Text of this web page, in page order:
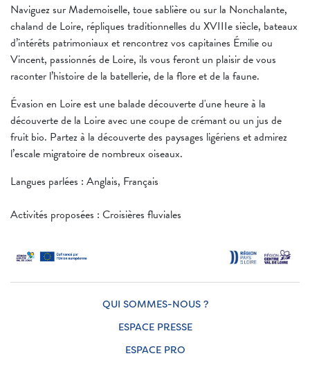
Naviguez sur Mademoiselle, toue sablière ou sur la Nonchalante,
chaland de Loire, répliques traditionnelles du XVIIIe siècle, bateaux
d’intérêts patrimoniaux et rencontrez vos capitaines Émilie ou
Vincent, passionnés de Loire, ils vous feront un plaisir de vous
raconter l’histoire de la batellerie, de la flore et de la faune.
Évasion en Loire est une balade découverte d'une heure à la
découverte de la Loire avec une coupe de crémant ou un jus de
fruit bio. Partez à la découverte des paysages ligériens et admirez
l’escale migratoire de nombreux oiseaux.
Langues parlées : Anglais, Français
Activités proposées : Croisières fluviales
QUI SOMMES-NOUS ?
ESPACE PRESSE
ESPACE PRO